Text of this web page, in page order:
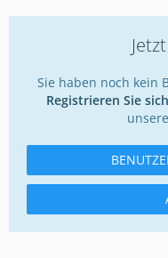
Sie haben noch kein
Registrieren Sie